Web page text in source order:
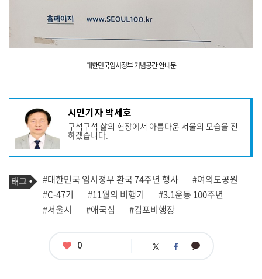
대한민국임시정부 기념공간 안내문
성
자
프
필
시민기자 박세호
구석구석 삶의 현장에서 아름다운 서울의 모습을 전
하겠습니다.
기
사
관
련
태
태
그
#대한민국 임시정부 환국 74주년 행사
#여의도공원
#C-47기
#11월의 비행기
#3.1운동 100주년
#서울시
#애국심 #김포비행장
좋
0 트 페 카